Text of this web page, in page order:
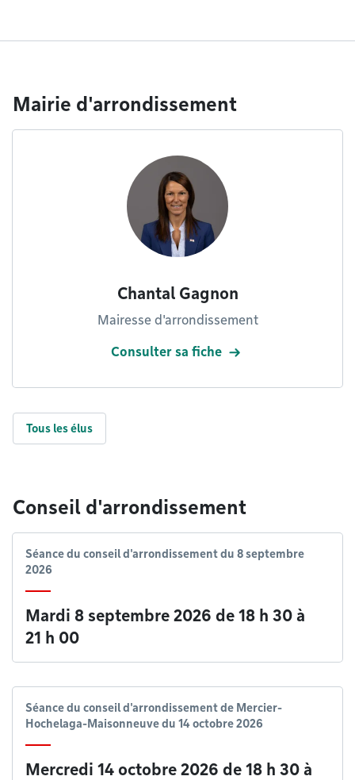
Mairie d'arrondissement
Chantal Gagnon
Mairesse d'arrondissement
Consulter sa fiche
Tous les élus
Conseil d'arrondissement
Séance du conseil d'arrondissement du 8 septembre
2026
Mardi 8 septembre 2026 de 18 h 30 à
21 h 00
Séance du conseil d'arrondissement de Mercier-
Hochelaga-Maisonneuve du 14 octobre 2026
Mercredi 14 octobre 2026 de 18 h 30 à